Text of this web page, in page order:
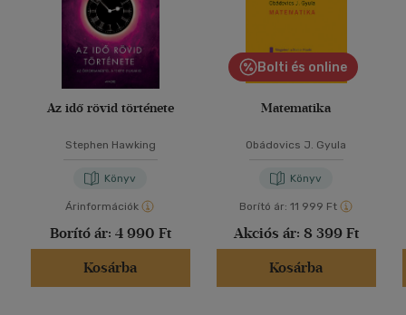
Az idő rövid története
Stephen Hawking
Könyv
Árinformációk
Borító ár: 4 990 Ft
Kosárba
Bolti és online
Matematika
Obádovics J. Gyula
Könyv
Borító ár: 11 999 Ft
Akciós ár: 8 399 Ft
Kosárba